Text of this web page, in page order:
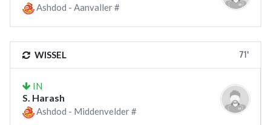
Ashdod - Aanvaller #
WISSEL 71'
IN
S. Harash
Ashdod - Middenvelder #